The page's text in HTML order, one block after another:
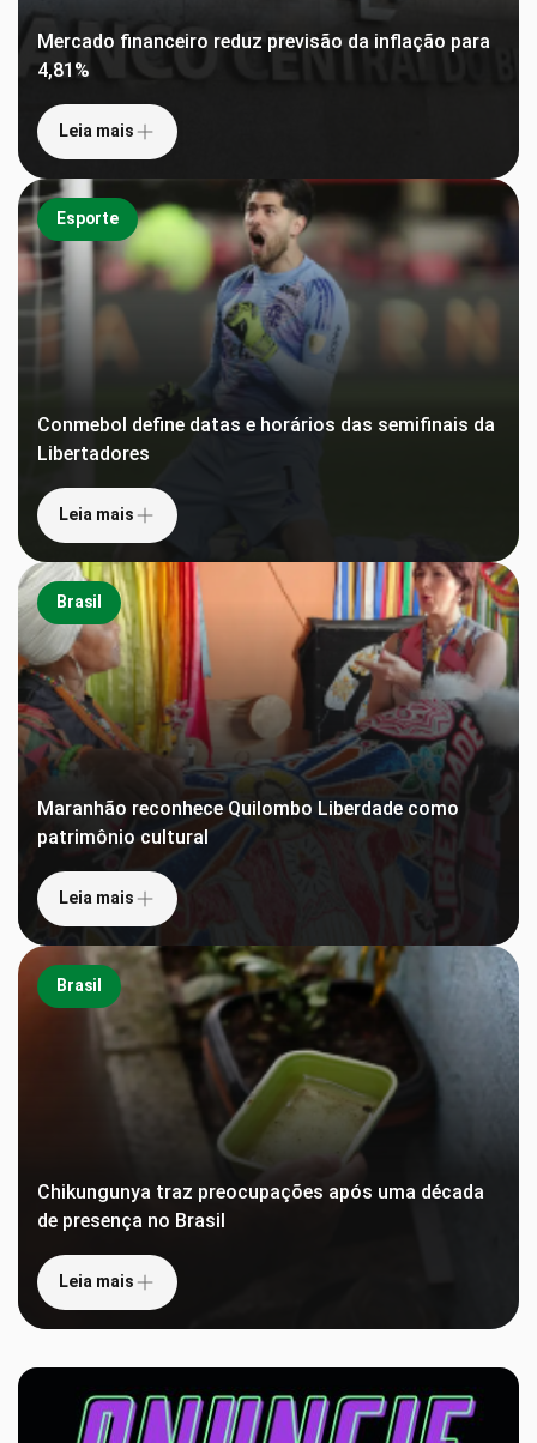
Mercado financeiro reduz previsão da inflação para
4,81%
Leia mais
Esporte
Conmebol define datas e horários das semifinais da
Libertadores
Leia mais
Brasil
Maranhão reconhece Quilombo Liberdade como
patrimônio cultural
Leia mais
Brasil
Chikungunya traz preocupações após uma década
de presença no Brasil
Leia mais